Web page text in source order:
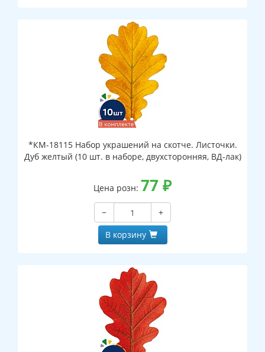
*КМ-18115 Набор украшений на скотче. Листочки.
Дуб желтый (10 шт. в наборе, двухсторонняя, ВД-лак)
Цена розн: 77 ₽
−
+
В корзину